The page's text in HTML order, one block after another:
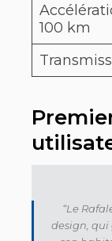
100 km
“Le
design, qui